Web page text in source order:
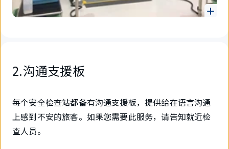
2.沟通支援板
每个安全检查站都备有沟通支援板，提供给在语言沟通
上感到不安的旅客。如果您需要此服务，请告知就近检
查人员。